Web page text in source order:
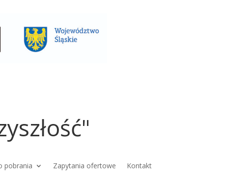
pobrania Zapytania ofertowe Kontakt